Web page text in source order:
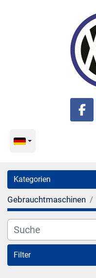
Kategorien
Gebrauchtmaschinen
Filter